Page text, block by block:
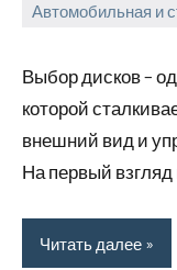
Автомобильная и
2026
Выбор дисков –
которой
внешний вид и
На первый
Читать далее